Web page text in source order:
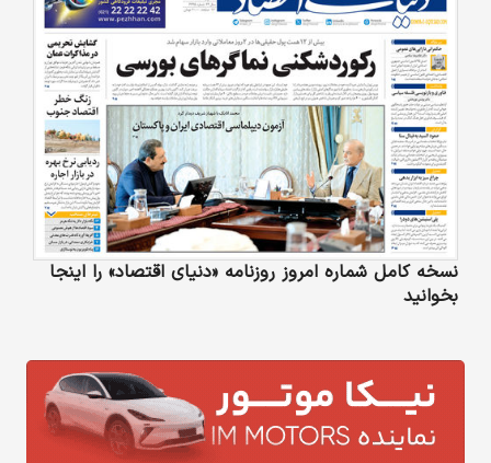
نسخه کامل شماره امروز روزنامه «دنیای‌ اقتصاد» را اینجا
بخوانید